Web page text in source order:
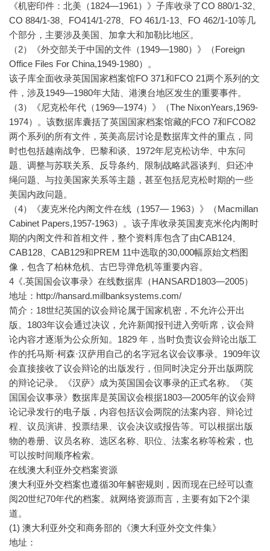
《机密印件：北美（1824—1961）》子库收录了CO 880/1-32、
CO 884/1-38、FO414/1-278、FO 461/1-13、FO 462/1-10等几
个部分，主要涉及美国、加拿大和加勒比地区。
（2）《外交部关于中国的文件（1949—1980）》（Foreign
Office Files For China,1949-1980）。
该子库全面收录英国国家档案馆FO 371和FCO 21两个系列的文
件，涉及1949—1980年大陆、港澳台地区发生的重要事件。
（3）《尼克松年代（1969—1974）》（The NixonYears,1969-
1974）。该数据库囊括了英国国家档案馆藏的FCO 7和FCO82
两个系列的所有文件，英美高层讨论是数据库文件的重点，同
时也包括越南战争、巴黎和谈、1972年尼克松访华、中东问
题、调整与苏联关系、反导条约、限制战略武器谈判、归还冲
绳问题、与拉美国家关系等主题，甚至包括尼克松时期的一些
美国内政问题。
（4）《麦克米伦内阁文件在线（1957— 1963）》（Macmillan
Cabinet Papers,1957-1963）。该子库收录英国麦克米伦内阁时
期的内阁文件和首相文件，整个资料库包含了由CAB124、
CAB128、CAB129和PREM 11中选取的30,000幅原始文档图
像，包含了柏林危机、古巴导弹危机等重要内容。
4《.英国国会议事录》在线数据库（HANSARD1803—2005）
地址：http://hansard.millbanksystems.com/
简介：18世纪英国的议会辩论属于国家机密，不允许公开出
版。1803年议会通过决议，允许新闻报刊进入旁听席，议会辩
论内容才逐渐为公众所知。1829 年，当时负责议会辩论出版工
作的托马斯·柯森·汉萨用自己的名字冠名议会议事录。1909年议
会直接接收了议会辩论的出版发行，但同时决定分开出版两院
的辩论记录。《汉萨》成为英国国会议事录的正式名称。《英
国国会议事录》数据库是英国议会根据1803—2005年的议会辩
论记录发行的电子版，内容包括议会两院的法案内容、辩论过
程、议员演讲、投票结果、议会决议或报告等。可以根据出版
物的卷册、议员名称、选区名称、职位、法案名称等检索，也
可以按时间顺序检索。
在线澳大利亚外交档案资源
澳大利亚外交档案也遵循30年解密规则，因而现在已经可以查
阅20世纪70年代的档案。就网络资源而言，主要有如下2个渠
道。
(1) 澳大利亚外交和商务部的《澳大利亚外交文件集》
地址：